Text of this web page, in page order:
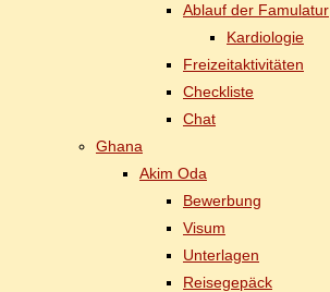
Ab­lauf der Famulatur
Kar­dio­lo­gie
Frei­zeit­ak­ti­vi­tä­ten
Check­lis­te
Chat
Gha­na
Akim Oda
Be­wer­bung
Vi­sum
Un­ter­la­gen
Rei­se­ge­päck